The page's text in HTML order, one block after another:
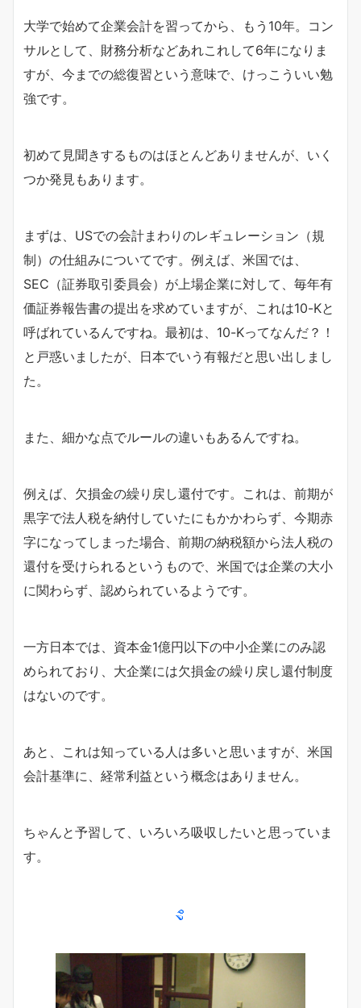
大学で始めて企業会計を習ってから、もう10年。コン
サルとして、財務分析などあれこれして6年になりま
すが、今までの総復習という意味で、けっこういい勉
強です。
初めて見聞きするものはほとんどありませんが、いく
つか発見もあります。
まずは、USでの会計まわりのレギュレーション（規
制）の仕組みについてです。例えば、米国では、
SEC（証券取引委員会）が上場企業に対して、毎年有
価証券報告書の提出を求めていますが、これは10-Kと
呼ばれているんですね。最初は、10-Kってなんだ？！
と戸惑いましたが、日本でいう有報だと思い出しまし
た。
また、細かな点でルールの違いもあるんですね。
例えば、欠損金の繰り戻し還付です。これは、前期が
黒字で法人税を納付していたにもかかわらず、今期赤
字になってしまった場合、前期の納税額から法人税の
還付を受けられるというもので、米国では企業の大小
に関わらず、認められているようです。
一方日本では、資本金1億円以下の中小企業にのみ認
められており、大企業には欠損金の繰り戻し還付制度
はないのです。
あと、これは知っている人は多いと思いますが、米国
会計基準に、経常利益という概念はありません。
ちゃんと予習して、いろいろ吸収したいと思っていま
す。